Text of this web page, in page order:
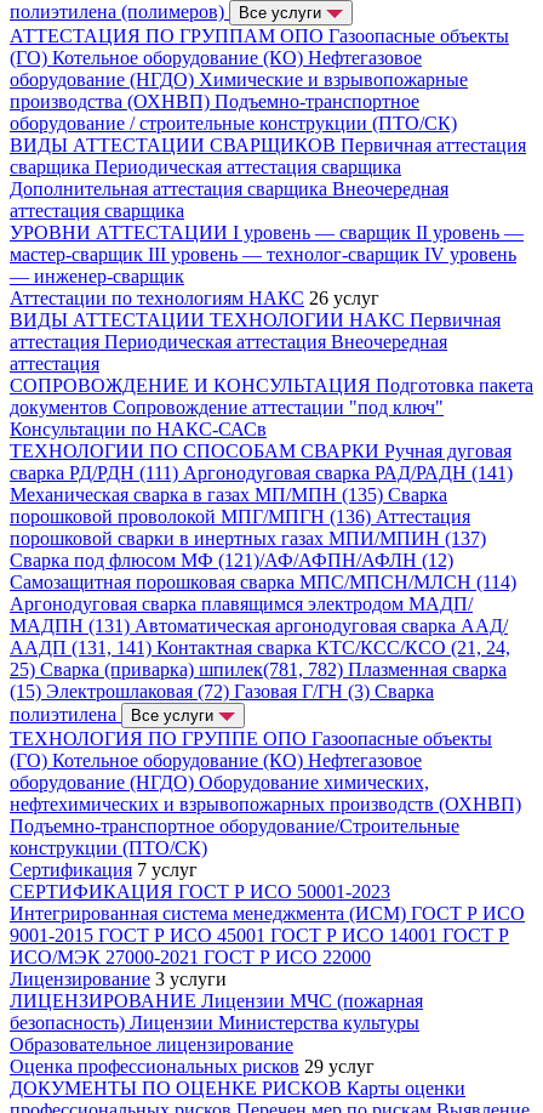
полиэтилена (полимеров)
Все услуги
АТТЕСТАЦИЯ ПО ГРУППАМ ОПО Газоопасные объекты
(ГО) Котельное оборудование (КО) Нефтегазовое
оборудование (НГДО) Химические и взрывопожарные
производства (ОХНВП) Подъемно-транспортное
оборудование / строительные конструкции (ПТО/СК)
ВИДЫ АТТЕСТАЦИИ СВАРЩИКОВ Первичная аттестация
сварщика Периодическая аттестация сварщика
Дополнительная аттестация сварщика Внеочередная
аттестация сварщика
УРОВНИ АТТЕСТАЦИИ I уровень — сварщик II уровень —
мастер-сварщик III уровень — технолог-сварщик IV уровень
— инженер-сварщик
Аттестации по технологиям НАКС 26 услуг
ВИДЫ АТТЕСТАЦИИ ТЕХНОЛОГИИ НАКС Первичная
аттестация Периодическая аттестация Внеочередная
аттестация
СОПРОВОЖДЕНИЕ И КОНСУЛЬТАЦИЯ Подготовка пакета
документов Сопровождение аттестации "под ключ"
Консультации по НАКС-САСв
ТЕХНОЛОГИИ ПО СПОСОБАМ СВАРКИ Ручная дуговая
сварка РД/РДН (111) Аргонодуговая сварка РАД/РАДН (141)
Механическая сварка в газах МП/МПН (135) Сварка
порошковой проволокой МПГ/МПГН (136) Аттестация
порошковой сварки в инертных газах МПИ/МПИН (137)
Сварка под флюсом МФ (121)/АФ/АФПН/АФЛН (12)
Самозащитная порошковая сварка МПС/МПСН/МЛСН (114)
Аргонодуговая сварка плавящимся электродом МАДП/
МАДПН (131) Автоматическая аргонодуговая сварка ААД/
ААДП (131, 141) Контактная сварка КТС/КСС/КСО (21, 24,
25) Сварка (приварка) шпилек(781, 782) Плазменная сварка
(15) Электрошлаковая (72) Газовая Г/ГН (3) Сварка
полиэтилена
Все услуги
ТЕХНОЛОГИЯ ПО ГРУППЕ ОПО Газоопасные объекты
(ГО) Котельное оборудование (КО) Нефтегазовое
оборудование (НГДО) Оборудование химических,
нефтехимических и взрывопожарных производств (ОХНВП)
Подъемно-транспортное оборудование/Строительные
конструкции (ПТО/СК)
Сертификация 7 услуг
СЕРТИФИКАЦИЯ ГОСТ Р ИСО 50001-2023
Интегрированная система менеджмента (ИСМ) ГОСТ Р ИСО
9001-2015 ГОСТ Р ИСО 45001 ГОСТ Р ИСО 14001 ГОСТ Р
ИСО/МЭК 27000-2021 ГОСТ Р ИСО 22000
Лицензирование 3 услуги
ЛИЦЕНЗИРОВАНИЕ Лицензии МЧС (пожарная
безопасность) Лицензии Министерства культуры
Образовательное лицензирование
Оценка профессиональных рисков 29 услуг
ДОКУМЕНТЫ ПО ОЦЕНКЕ РИСКОВ Карты оценки